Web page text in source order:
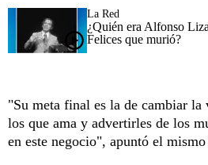
La Red
¿Quién era Alfonso
Felices que murió?
"Su meta final es la de cambiar la
los que ama y advertirles de los
en este negocio", apuntó el